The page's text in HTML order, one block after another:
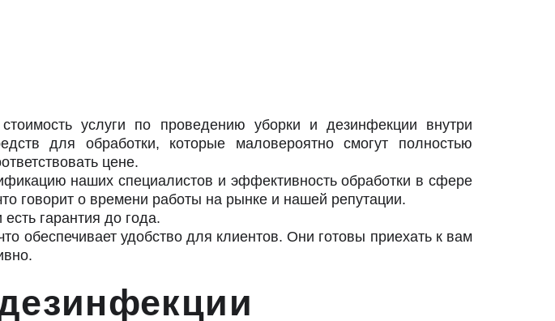
услуги по проведению уборки и дезинфекции внутри
для обработки, которые маловероятно смогут полностью
цене.
наших специалистов и эффективность обработки в сфере
говорит о времени работы на рынке и нашей репутации.
гарантия до года.
обеспечивает удобство для клиентов. Они готовы приехать к вам